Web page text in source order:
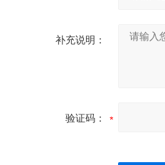
补充说明：
验证码：